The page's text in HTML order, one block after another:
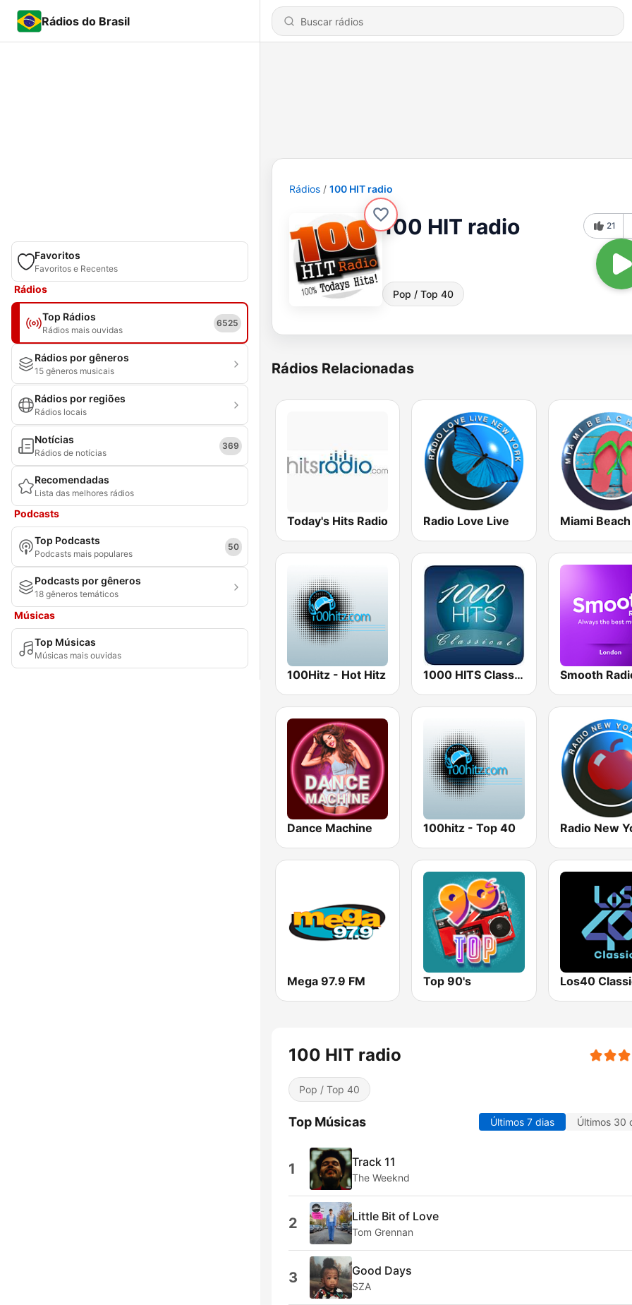
Rádios do Brasil
Favoritos
Favoritos e Recentes
Rádios
Top Rádios
Rádios mais ouvidas
6525
Rádios por gêneros
15 gêneros musicais
Rádios por regiões
Rádios locais
Notícias
Rádios de notícias
369
Recomendadas
Lista das melhores rádios
Podcasts
Top Podcasts
Podcasts mais populares
50
Podcasts por gêneros
18 gêneros temáticos
Músicas
Top Músicas
Músicas mais ouvidas
Rádios 100 HIT radio
100 HIT radio
Pop / Top 40
21
Rádios Relacionadas
Today's Hits Radio Radio Love Live
100Hitz - Hot Hitz 1000 HITS Classical Music
Dance Machine 100hitz - Top 40
Mega 97.9 FM Top 90's Los40
100 HIT radio
Pop / Top 40
Top Músicas Últimos 7 dias Últimos 30
1 Track 11
The Weeknd
2 Little Bit of Love
Tom Grennan
3 Good Days
SZA